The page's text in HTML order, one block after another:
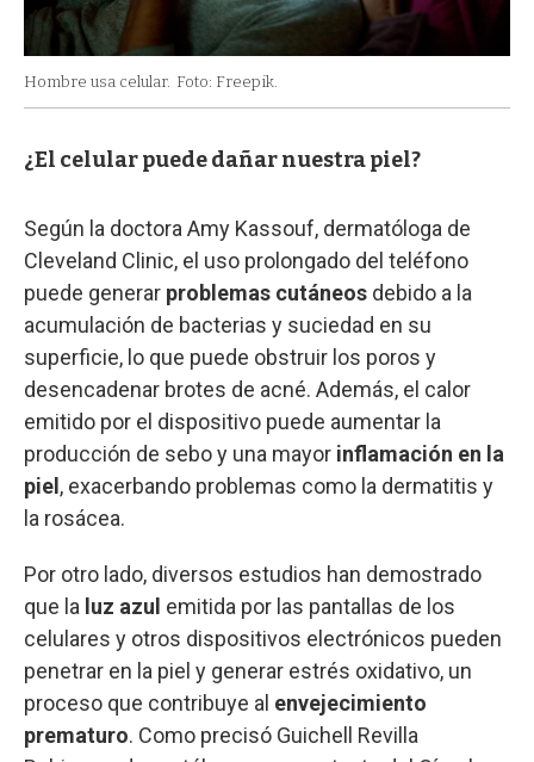
Hombre usa celular. Foto: Freepik.
¿El celular puede dañar nuestra piel?
Según la doctora Amy Kassouf, dermatóloga de
Cleveland Clinic, el uso prolongado del teléfono
puede generar problemas cutáneos debido a la
acumulación de bacterias y suciedad en su
superficie, lo que puede obstruir los poros y
desencadenar brotes de acné. Además, el calor
emitido por el dispositivo puede aumentar la
producción de sebo y una mayor inflamación en la
piel , exacerbando problemas como la dermatitis y
la rosácea.
Por otro lado, diversos estudios han demostrado
que la luz azul emitida por las pantallas de los
celulares y otros dispositivos electrónicos pueden
penetrar en la piel y generar estrés oxidativo, un
proceso que contribuye al envejecimiento
prematuro. Como precisó Guichell Revilla